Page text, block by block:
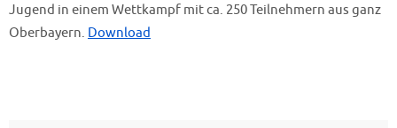
Jugend in einem Wettkampf mit ca. 250 Teilnehmern aus ganz
Oberbayern. Download